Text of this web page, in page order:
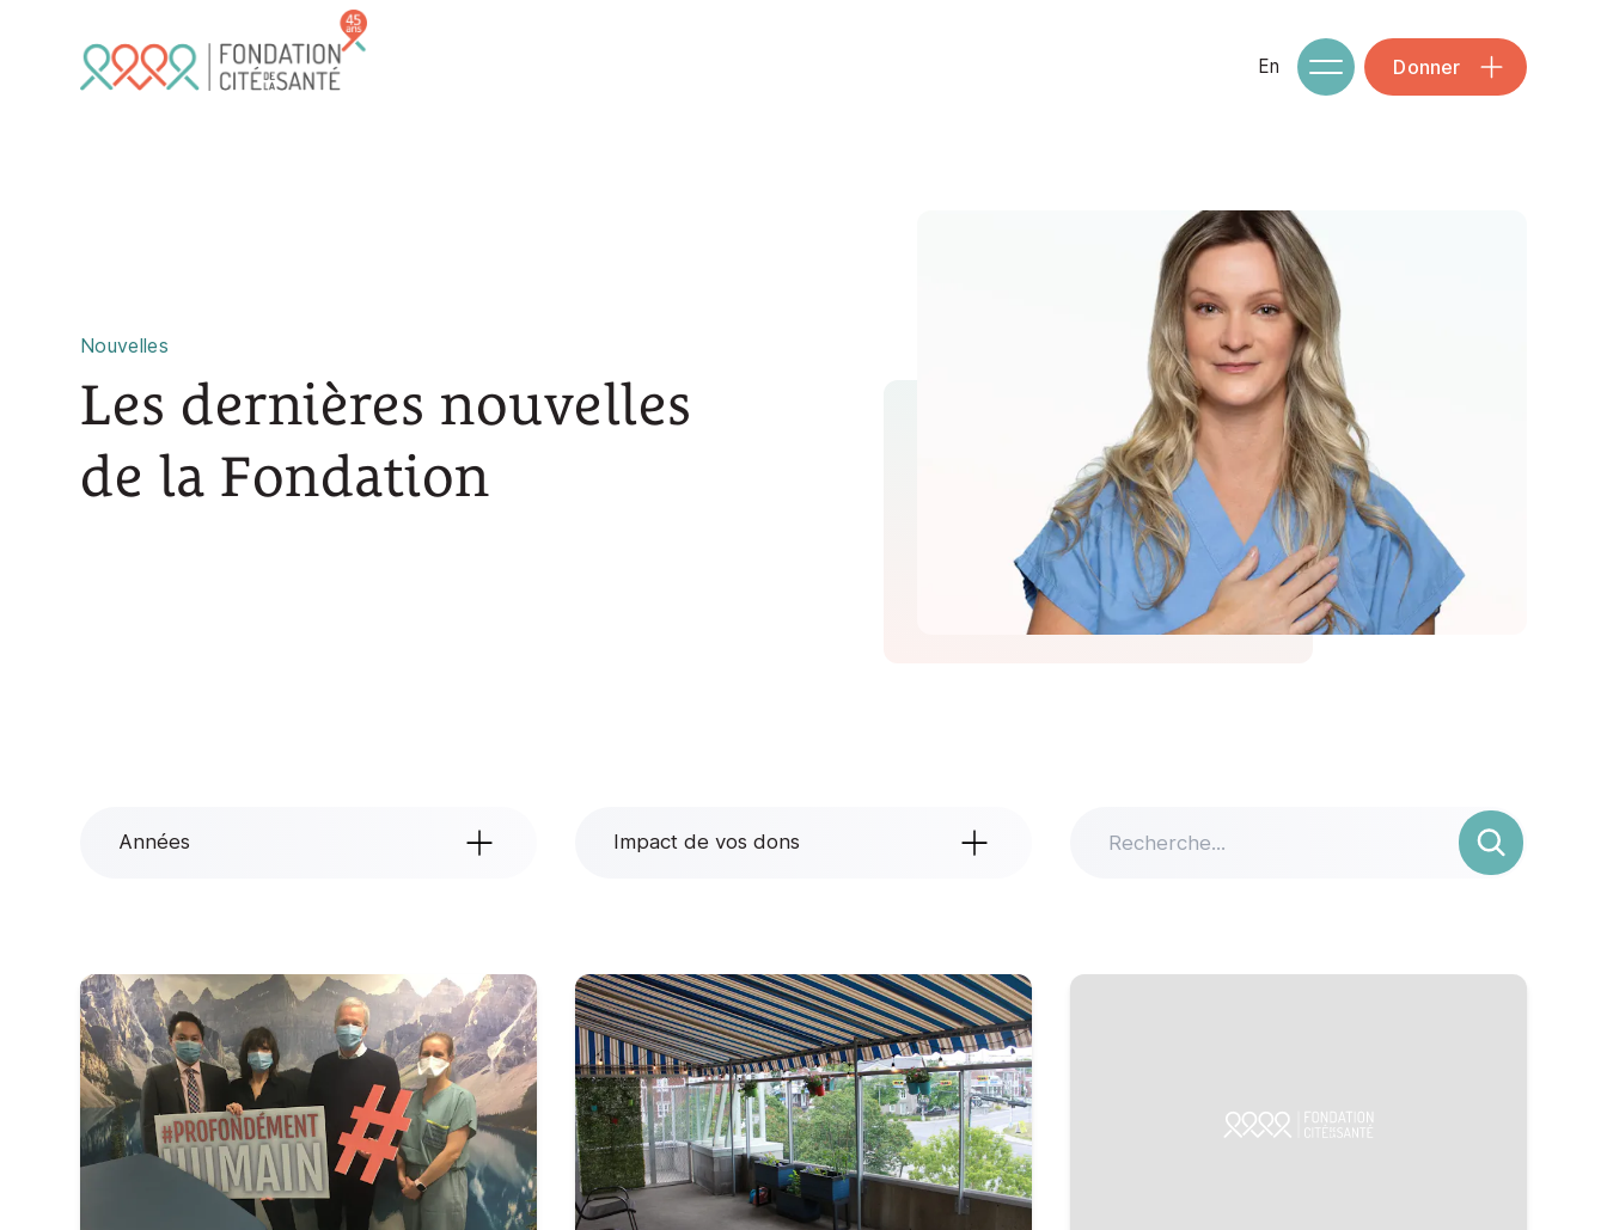
En Donner
Nouvelles
Les dernières nouvelles
de la Fondation
Années
2026
2025
2024
2023
Impact de vos dons
Actualités
Événements
Impact de vos dons
Offres d'emploi